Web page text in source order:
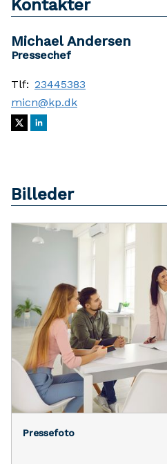
Kontakter
Michael Andersen
Pressechef
Tlf: 23445383
micn@kp.dk
Billeder
Pressefoto